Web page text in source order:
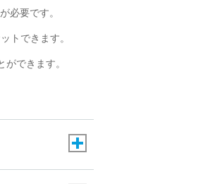
必要です。
トできます。
できます。